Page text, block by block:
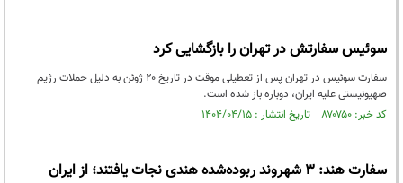
سوئیس سفارتش در تهران را بازگشایی کرد
سفارت سوئیس در تهران پس از تعطیلی موقت در تاریخ ۲۰ ژوئن به دلیل حملات رژیم
صهیونیستی علیه ایران، دوباره باز شده است.
کد خبر: ۸۷۰۷۵۰ تاریخ انتشار : ۱۴۰۴/۰۴/۱۵
سفارت هند: ۳ شهروند ربوده‌شده هندی نجات یافتند؛ از ایران